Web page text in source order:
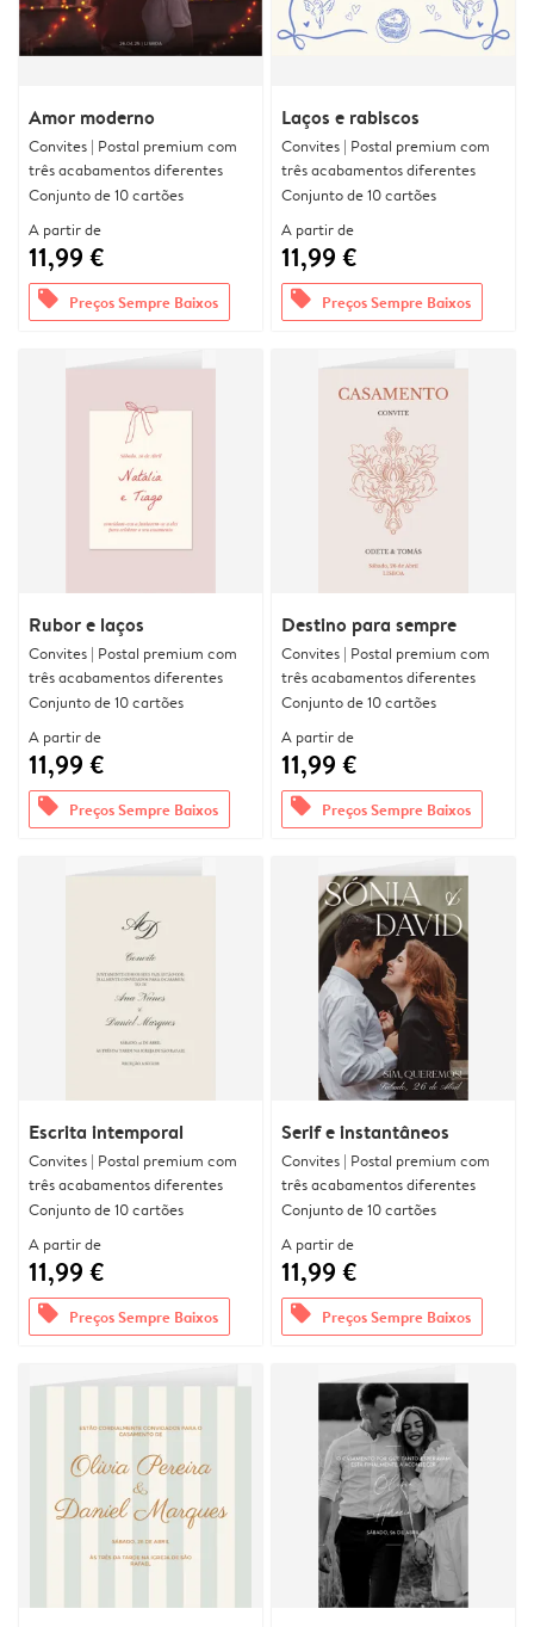
Amor moderno
Convites | Postal premium com
três acabamentos diferentes
Conjunto de 10 cartões
A partir de
11,99 €
offers Preços Sempre Baixos
Laços e rabiscos
Convites | Postal premium com
três acabamentos diferentes
Conjunto de 10 cartões
A partir de
11,99 €
offers Preços Sempre Baixos
Rubor e laços
Convites | Postal premium com
três acabamentos diferentes
Conjunto de 10 cartões
A partir de
11,99 €
offers Preços Sempre Baixos
Destino para sempre
Convites | Postal premium com
três acabamentos diferentes
Conjunto de 10 cartões
A partir de
11,99 €
offers Preços Sempre Baixos
Escrita intemporal
Convites | Postal premium com
três acabamentos diferentes
Conjunto de 10 cartões
A partir de
11,99 €
offers Preços Sempre Baixos
Serif e instantâneos
Convites | Postal premium com
três acabamentos diferentes
Conjunto de 10 cartões
A partir de
11,99 €
offers Preços Sempre Baixos